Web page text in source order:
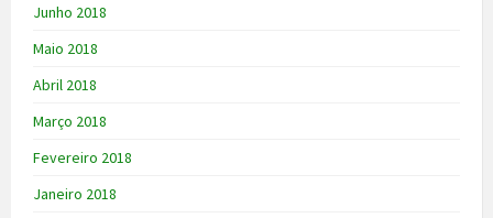
Junho 2018
Maio 2018
Abril 2018
Março 2018
Fevereiro 2018
Janeiro 2018